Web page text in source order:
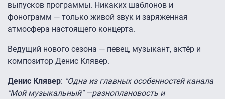
выпусков программы. Никаких шаблонов и
фонограмм — только живой звук и заряженная
атмосфера настоящего концерта.
Ведущий нового сезона — певец, музыкант, актёр и
композитор Денис Клявер.
Денис Клявер: "Одна из главных особенностей канала
"Мой музыкальный" —разноплановость и